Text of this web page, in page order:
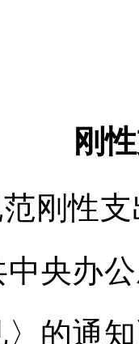
刚
刚性支
中央办
的通